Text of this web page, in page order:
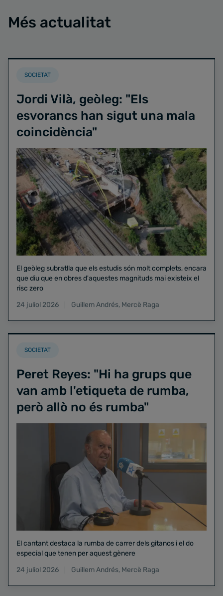
Més actualitat
SOCIETAT
Jordi Vilà, geòleg: "Els
esvorancs han sigut una mala
coincidència"
El geòleg subratlla que els estudis són molt complets, encara
que diu que en obres d'aquestes magnituds mai existeix el
risc zero
24 juliol 2026
Guillem Andrés, Mercè Raga
SOCIETAT
Peret Reyes: "Hi ha grups que
van amb l'etiqueta de rumba,
però allò no és rumba"
El cantant destaca la rumba de carrer dels gitanos i el do
especial que tenen per aquest gènere
24 juliol 2026
Guillem Andrés, Mercè Raga